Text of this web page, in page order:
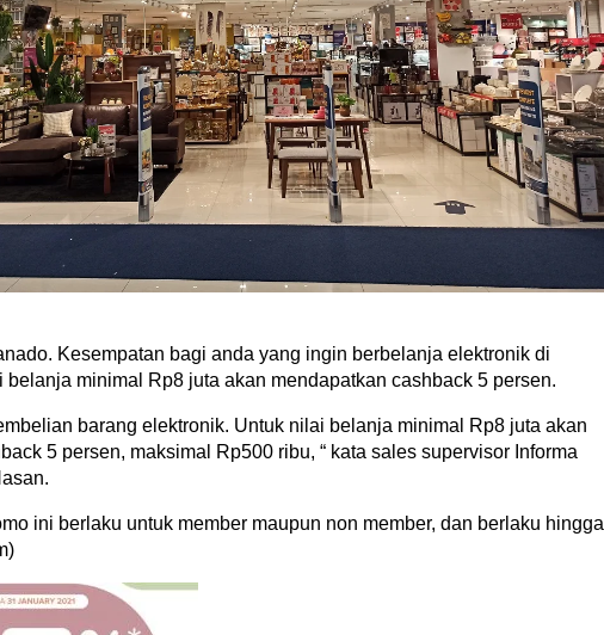
Kesempatan bagi anda yang ingin berbelanja elektronik di
belanja minimal Rp8 juta akan mendapatkan cashback 5 persen.
barang elektronik. Untuk nilai belanja minimal Rp8 juta akan
5 persen, maksimal Rp500 ribu, “ kata sales supervisor Informa
ini berlaku untuk member maupun non member, dan berlaku hingga